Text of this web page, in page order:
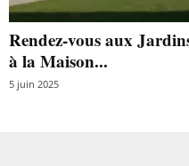
Rendez-vous aux
à la Maison...
5 juin 2025